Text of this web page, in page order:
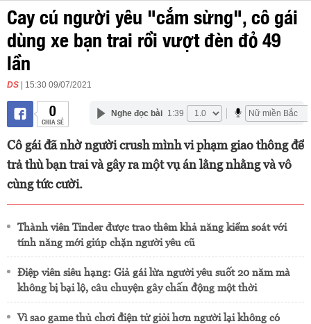
Cay cú người yêu "cắm sừng", cô gái
dùng xe bạn trai rồi vượt đèn đỏ 49
lần
DS | 15:30 09/07/2021
0
CHIA SẺ
Nghe đọc bài 1:39
Cô gái đã nhờ người crush mình vi phạm giao thông để
trả thù bạn trai và gây ra một vụ án lằng nhằng và vô
cùng tức cười.
Thành viên Tinder được trao thêm khả năng kiểm soát với
tính năng mới giúp chặn người yêu cũ
Điệp viên siêu hạng: Giả gái lừa người yêu suốt 20 năm mà
không bị bại lộ, câu chuyện gây chấn động một thời
Vì sao game thủ chơi điện tử giỏi hơn người lại không có